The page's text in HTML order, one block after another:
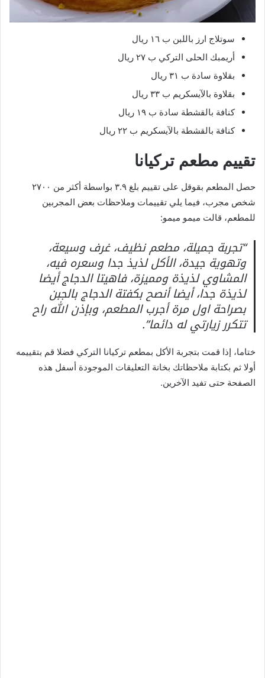
سوتلاج ارز باللبن ب ١٦ ريال
أريمبك الحلى التركي ب ٢٧ ريال
بقلاوة سادة ب ٣١ ريال
بقلاوة بالآيسكريم ب ٣٣ ريال
كنافة بالقشطة سادة ب ١٩ ريال
كنافة بالقشطة بالآيسكريم ب ٢٢ ريال
تقييم مطعم تركيانا
حصل المطعم بقوقل على تقييم بلغ ٣.٩ بواسطة أكثر من ٢٧٠٠
شخص مجرب، فيما يلي تقييمات وملاحظات بعض المجربين
للمطعم، قالت ميمو ميمو:
“تجربة جميلة، مطعم نظيف، غرف وسيعة،
وتهوية جيدة، الأكل لذيذ جدا وسعره فيه،
المشاوي لذيذة ومميزة، فاهيتا الدجاج أيضا
لذيذة جدا، أيضا أنصح بكفتة الدجاج بالجبن
بصراحة اول مرة أجرب المطعم، وبإذن الله راح
تتكرر زيارتي له دائما”.
ختاما، إذا قمت بتجربة الأكل بمطعم تركيانا التركي فضلا قم بتقييمه
أولا ثم بكتابة ملاحظاتك بخانة التعليقات الموجودة أسفل هذه
الصفحة حتى تفيد الآخرين.